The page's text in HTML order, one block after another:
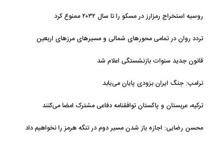
روسیه استخراج رمزارز در مسکو را تا سال ۲۰۳۲ ممنوع کرد
تردد روان در تمامی محورهای شمالی و مسیرهای مرزهای اربعین
قانون جدید سنوات بازنشستگی اعلام شد
ترامپ: جنگ ایران بزودی پایان می‌یابد
ترکیه، عربستان و پاکستان توافقنامه دفاعی مشترک امضا می‌کنند
محسن رضایی: اجازه باز شدن مسیر دوم در تنگه هرمز را نخواهیم داد